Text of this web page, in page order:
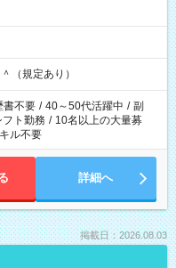
（規定あり）
書不要 / 40～50代活躍中 / 副
フト勤務 / 10名以上の大量募
ル不要
詳細へ
掲載日：2026.08.03